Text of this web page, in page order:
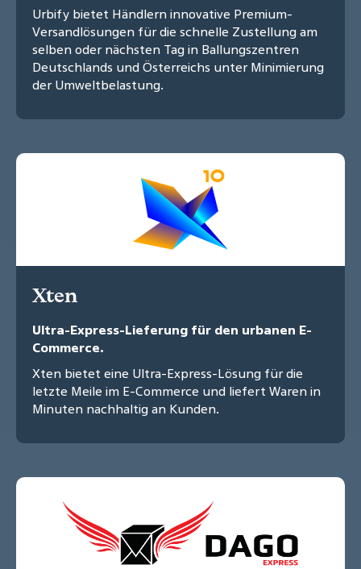
Urbify bietet Händlern innovative Premium-
Versandlösungen für die schnelle Zustellung am
selben oder nächsten Tag in Ballungszentren
Deutschlands und Österreichs unter Minimierung
der Umweltbelastung.
Xten
Ultra-Express-Lieferung für den urbanen E-
Commerce.
Xten bietet eine Ultra-Express-Lösung für die
letzte Meile im E-Commerce und liefert Waren in
Minuten nachhaltig an Kunden.